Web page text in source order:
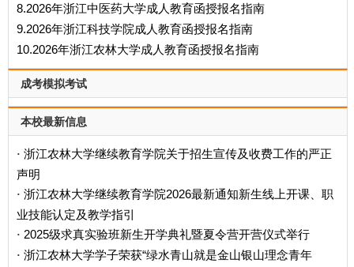
8.2026年浙江中医药大学成人教育函授报名指南
9.2026年浙江科技学院成人教育函授报名指南
10.2026年浙江农林大学成人教育函授报名指南
成考模拟考试
本校最新信息
· 浙江农林大学继续教育学院关于招生宣传及收费工作的严正
声明
· 浙江农林大学继续教育学院2026最新通知新生线上开课、职
业技能认定及教学指引
· 2025级求真实验班新生开学典礼暨夏令营开营仪式举行
· 浙江农林大学学子荣获“绿水青山就是金山银山理念青年